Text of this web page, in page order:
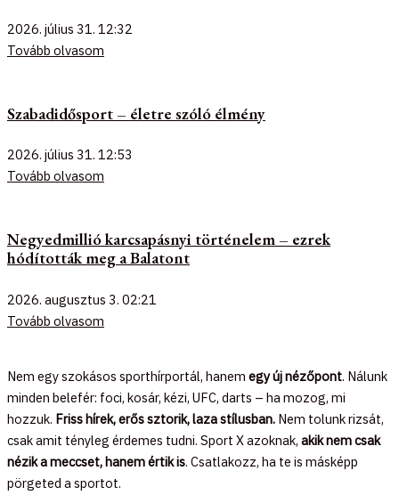
2026. július 31. 12:32
Tovább olvasom
Szabadidősport – életre szóló élmény
2026. július 31. 12:53
Tovább olvasom
Negyedmillió karcsapásnyi történelem – ezrek
hódították meg a Balatont
2026. augusztus 3. 02:21
Tovább olvasom
Nem egy szokásos sporthírportál, hanem egy új nézőpont. Nálunk
minden belefér: foci, kosár, kézi, UFC, darts – ha mozog, mi
hozzuk. Friss hírek, erős sztorik, laza stílusban. Nem tolunk rizsát,
csak amit tényleg érdemes tudni. Sport X azoknak, akik nem csak
nézik a meccset, hanem értik is. Csatlakozz, ha te is másképp
pörgeted a sportot.